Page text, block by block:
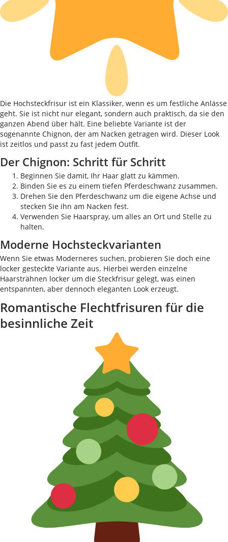
Die Hochsteckfrisur ist ein Klassiker, wenn es um festliche Anlässe
geht. Sie ist nicht nur elegant, sondern auch praktisch, da sie den
ganzen Abend über hält. Eine beliebte Variante ist der
sogenannte Chignon, der am Nacken getragen wird. Dieser Look
ist zeitlos und passt zu fast jedem Outfit.
Der Chignon: Schritt für Schritt
Beginnen Sie damit, Ihr Haar glatt zu kämmen.
Binden Sie es zu einem tiefen Pferdeschwanz zusammen.
Drehen Sie den Pferdeschwanz um die eigene Achse und
stecken Sie ihn am Nacken fest.
Verwenden Sie Haarspray, um alles an Ort und Stelle zu
halten.
Moderne Hochsteckvarianten
Wenn Sie etwas Moderneres suchen, probieren Sie doch eine
locker gesteckte Variante aus. Hierbei werden einzelne
Haarsträhnen locker um die Steckfrisur gelegt, was einen
entspannten, aber dennoch eleganten Look erzeugt.
Romantische Flechtfrisuren für die
besinnliche Zeit